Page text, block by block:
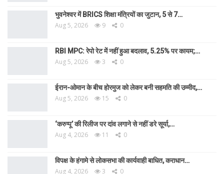
भुवनेश्वर में BRICS शिक्षा मंत्रियों का जुटान, 5 से 7…
Aug 5, 2026 9 0
RBI MPC: रेपो रेट में नहीं हुआ बदलाव, 5.25% पर कायम;…
Aug 5, 2026 3 0
ईरान-ओमान के बीच होरमुज को लेकर बनी सहमति की उम्मीद,…
Aug 5, 2026 15 0
‘करुप्पू’ की रिलीज पर दांव लगाने से नहीं डरे सूर्या,…
Aug 4, 2026 11 0
विपक्ष के हंगामे से लोकसभा की कार्यवाही बाधित, कराधान…
Aug 4, 2026 3 0